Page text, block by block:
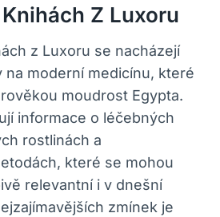
Z Luxoru
z Luxoru se nacházejí
na moderní medicínu, které
moudrost Egypta.
informace o léčebných
rostlinách a
které se mohou
relevantní i v dnešní
zmínek je